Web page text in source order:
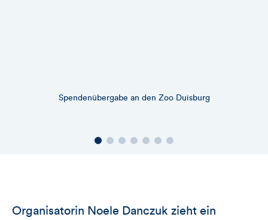
Spendenübergabe an den Zoo Duisburg
Organisatorin Noele Danczuk zieht ein